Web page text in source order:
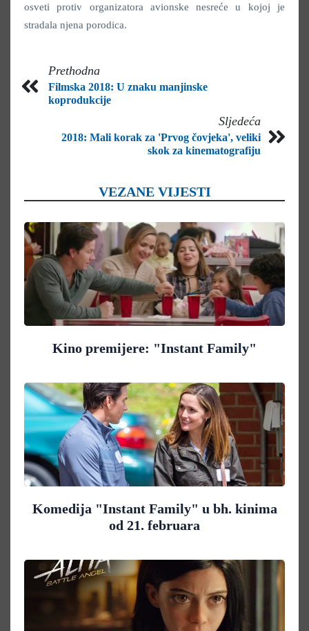
osveti protiv organizatora avionske nesreće u kojoj je
stradala njena porodica.
Prethodna
Filmska 2018: U znaku manjinske
koprodukcije
Sljedeća
2018: Mali korak za 'Prvog čovjeka', veliki
skok za kinematografiju
VEZANE VIJESTI
Kino premijere: "Instant Family"
Komedija "Instant Family" u bh. kinima
od 21. februara